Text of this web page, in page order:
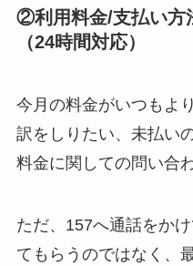
②利用料金/支払い方
（24時間対応）
今月の料金がいつもよ
訳をしりたい、未払い
料金に関しての問い合
ただ、157へ通話をか
てもらうのではなく、